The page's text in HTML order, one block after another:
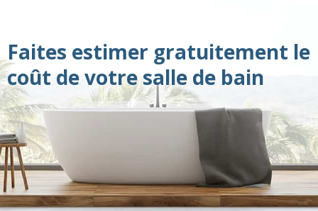
Faites estimer gratuitement le
coût de votre salle de bain